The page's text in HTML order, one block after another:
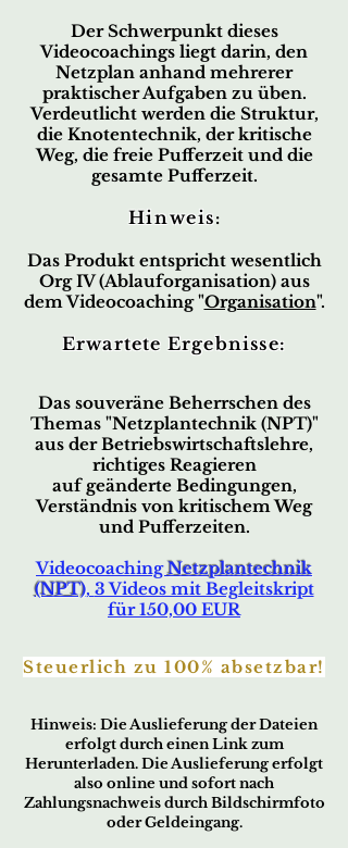
Der Schwerpunkt dieses
Videocoachings liegt darin, den
Netzplan anhand mehrerer
praktischer Aufgaben zu üben.
Verdeutlicht werden die Struktur,
die Knotentechnik, der kritische
Weg, die freie Pufferzeit und die
gesamte Pufferzeit.
Hinweis:
Das Produkt entspricht wesentlich
Org IV (Ablauforganisation) aus
dem Videocoaching "Organisation".
Erwartete Ergebnisse:
Das souveräne Beherrschen des
Themas "Netzplantechnik (NPT)"
aus der Betriebswirtschaftslehre,
richtiges Reagieren
auf geänderte Bedingungen,
Verständnis von kritischem Weg
und Pufferzeiten.
VideocoachingNetzplantechnik
(NPT), 3 Videos mit Begleitskript
für 150,00 EUR
Steuerlich zu 100% absetzbar!
Hinweis: Die Auslieferung der Dateien
erfolgt durch einen Link zum
Herunterladen. Die Auslieferung erfolgt
also online und sofort nach
Zahlungsnachweis durch Bildschirmfoto
oder Geldeingang.